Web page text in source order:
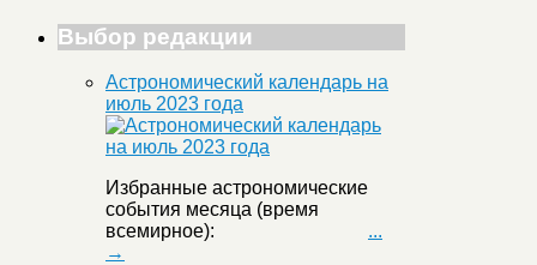
Выбор редакции
Астрономический календарь на
июль 2023 года
Избранные астрономические
события месяца (время
всемирное): ...
→